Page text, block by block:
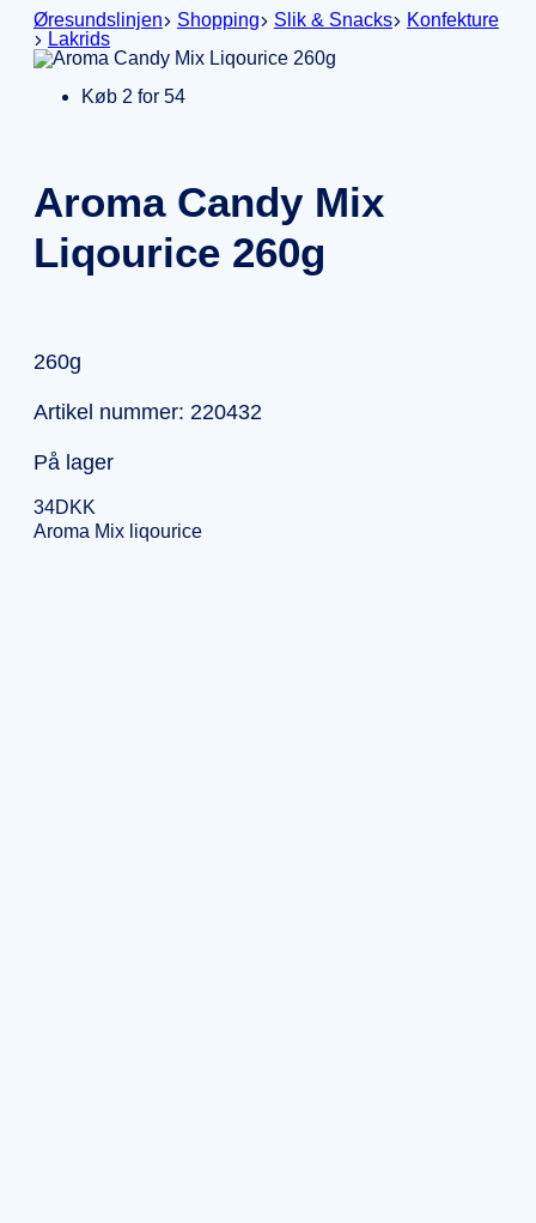
Øresundslinjen
Shopping Slik & Snacks
Konfekture
Lakrids
Køb 2 for 54
Aroma Candy Mix
Liqourice 260g
260g
Artikel nummer: 220432
På lager
34DKK
Aroma Mix liqourice